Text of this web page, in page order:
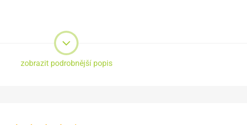
zobrazit podrobnější popis